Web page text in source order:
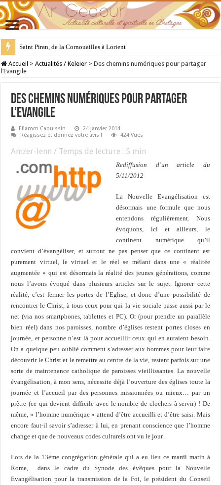
28 juillet : Saint Samson de Dol, père de la Bretagne chrétienne
Accueil > Actualités / Keleier > Des chemins numériques pour partager
l’Evangile
Des chemins numériques pour partager
l’Evangile
Eflamm Caouissin
24 janvier 2014
Réagissez et donnez votre avis !
424 Vues
Amzer-lenn / Temps de lecture : 5 min
Rediffusion d’un article du
5/11/2012
La Nouvelle Evangélisation est
désormais une formule que nous
entendons régulièrement. Nous
évoquons, ici et ailleurs, le
continent numérique qu’il
convient d’évangéliser, et surtout ne pas penser que ce continent est
purement virtuel, le virtuel et le réel se mêlant dans une « réalitée
augmentée » qui est désormais la réalité des jeunes générations, comme
nous l’avons évoqué dans plusieurs articles sur le sujet. Ignorer cette
réalité, c’est fermer les portes de l’Eglise, et donc d’une possibilité de
rencontrer le Christ, à tous ceux pour qui la vie sociale passe aussi par le
net (via nos smartphones, tablettes et PC). Or (pour prendre un parallèle
bien réel) dans nos paroisses, nombre d’églises restent portes closes en
journée, et personne n’est là pour accueillir ceux qui en auraient besoin.
On a quelque peu oublié comment s’adresser aux hommes pour leur faire
découvrir le Christ et le remettre au centre de la vie, restant parfois sur une
sorte de maintenance catholique de paroisses vieillissantes. La nouvelle
évangélisation, à mon sens, nécessite déjà l’ouverture des églises toute la
journée et l’accueil par des personnes missionnées ou mieux… par un
prêtre (ce qui devient difficile avec le nombre de clochers à servir) ! De
même, « l’homme numérique » attend d’être accueilli et d’être saisi. Mais
encore faut-il savoir s’adresser à lui, en prenant conscience que l’homme
change et que de nouveaux codes culturels ont vu le jour.
Lors de la 13ème congrégation généralequi a eu lieu ce mardi matin à
Rome,
dans le cadre du Synode des évêques pour la Nouvelle
Evangélisation pour la transmission de la Foi, le président du Conseil